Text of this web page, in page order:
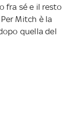
fra sé e il resto
Mitch è la
quella del